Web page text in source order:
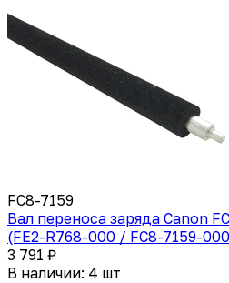
FC8-7159
Вал переноса заряда Canon
(FE2-R768-000 / FC8-7159-
3 791 ₽
В наличии: 4 шт